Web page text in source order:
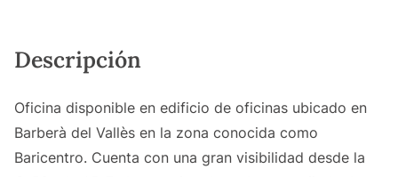
Descripción
Oficina disponible en edificio de oficinas ubicado en
Barberà del Vallès en la zona conocida como
Baricentro. Cuenta con una gran visibilidad desde la